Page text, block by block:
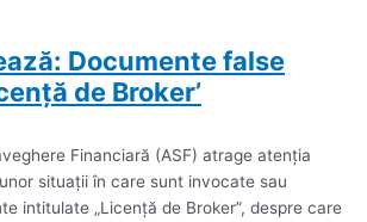
Documente false
de Broker’
Financiară (ASF) atrage atenţia
situaţii în care sunt invocate sau
intitulate „Licenţă de Broker”, despre care